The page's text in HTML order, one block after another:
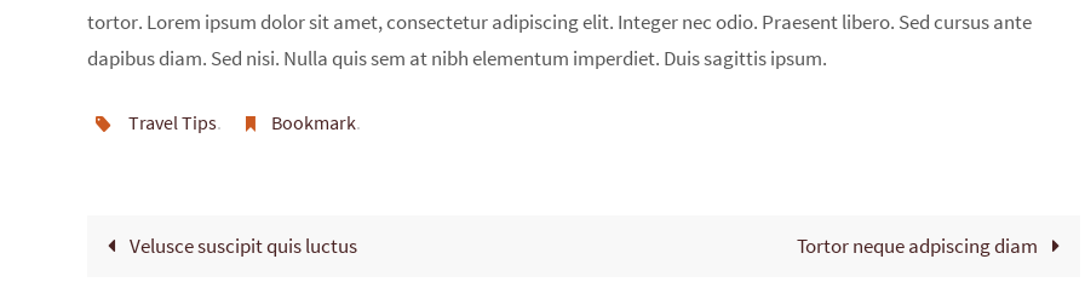
tortor. Lorem ipsum dolor sit amet, consectetur adipiscing elit. Integer nec odio. Praesent libero. Sed cursus ante
dapibus diam. Sed nisi. Nulla quis sem at nibh elementum imperdiet. Duis sagittis ipsum.
Travel Tips. Bookmark.
Velusce suscipit quis luctus Tortor neque adpiscing diam